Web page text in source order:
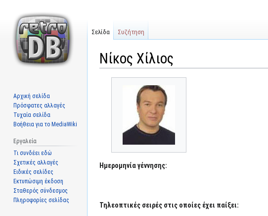
Νίκος Χίλιος
Ημερομηνία γέννησης:
Τηλεοπτικές σειρές στις οποίες έχει παίξει:
Σελίδα Συζήτηση
Αρχική σελίδα
Πρόσφατες αλλαγές
Τυχαία σελίδα
Βοήθεια για το MediaWiki
Εργαλεία
Τι συνδέει εδώ
Σχετικές αλλαγές
Ειδικές σελίδες
Εκτυπώσιμη έκδοση
Σταθερός σύνδεσμος
Πληροφορίες σελίδας